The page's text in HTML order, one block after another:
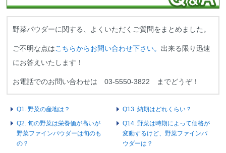
野菜パウダーに関する、よくいただくご質問をまとめました。
ご不明な点はこちらからお問い合わせ下さい。 出来る限り迅速
にお答えいたします！
お電話でのお問い合わせは 03-5550-3822 までどうぞ！
Q1. 野菜の産地は？
Q2. 旬の野菜は栄養価が高いが
野菜ファインパウダーは旬のも
の？
Q13. 納期はどれくらい？
Q14. 野菜は時期によって価格が
変動するけど、野菜ファインパ
ウダーは？